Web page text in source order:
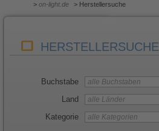
> on-light.de > Herstellersuche
HERSTELLERSUCHE
Buchstabe
Land
Kategorie